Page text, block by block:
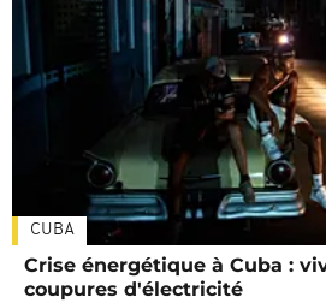
CUBA
Crise énergétique à Cuba :
coupures d'électricité